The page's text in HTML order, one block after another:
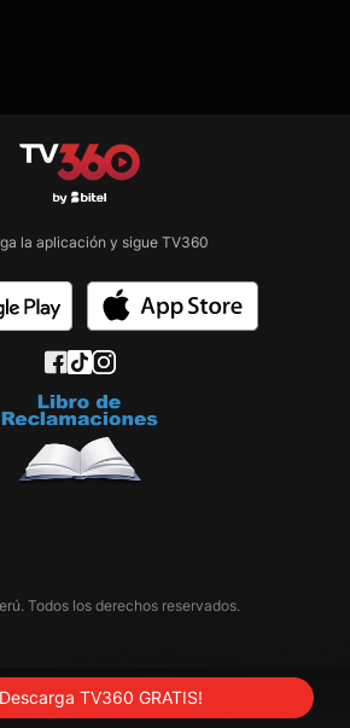
la aplicación y sigue TV360
Todos los derechos reservados.
TV360 GRATIS!